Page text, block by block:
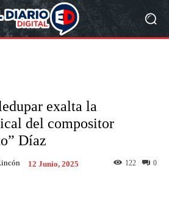
exalta la
del compositor
Díaz
12 Junio, 2025 0
122